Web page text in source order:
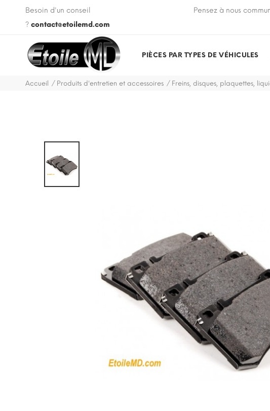
Besoin d'un conseil
? contact@etoilemd.com
VIN de votre véhicule lors de votre commande. Pensez à nous
PIÈCES PAR TYPES DE VÉHICULES
Accueil Produits d'entretien et accessoires Freins, disques, plaquettes,